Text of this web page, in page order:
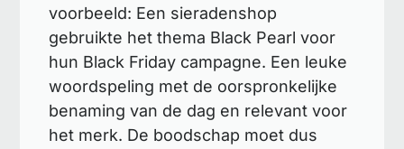
voorbeeld: Een sieradenshop
gebruikte het thema Black Pearl voor
hun Black Friday campagne. Een leuke
woordspeling met de oorspronkelijke
benaming van de dag en relevant voor
het merk. De boodschap moet dus